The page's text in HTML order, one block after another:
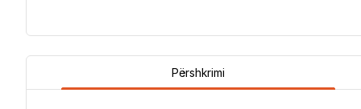
Përshkrimi